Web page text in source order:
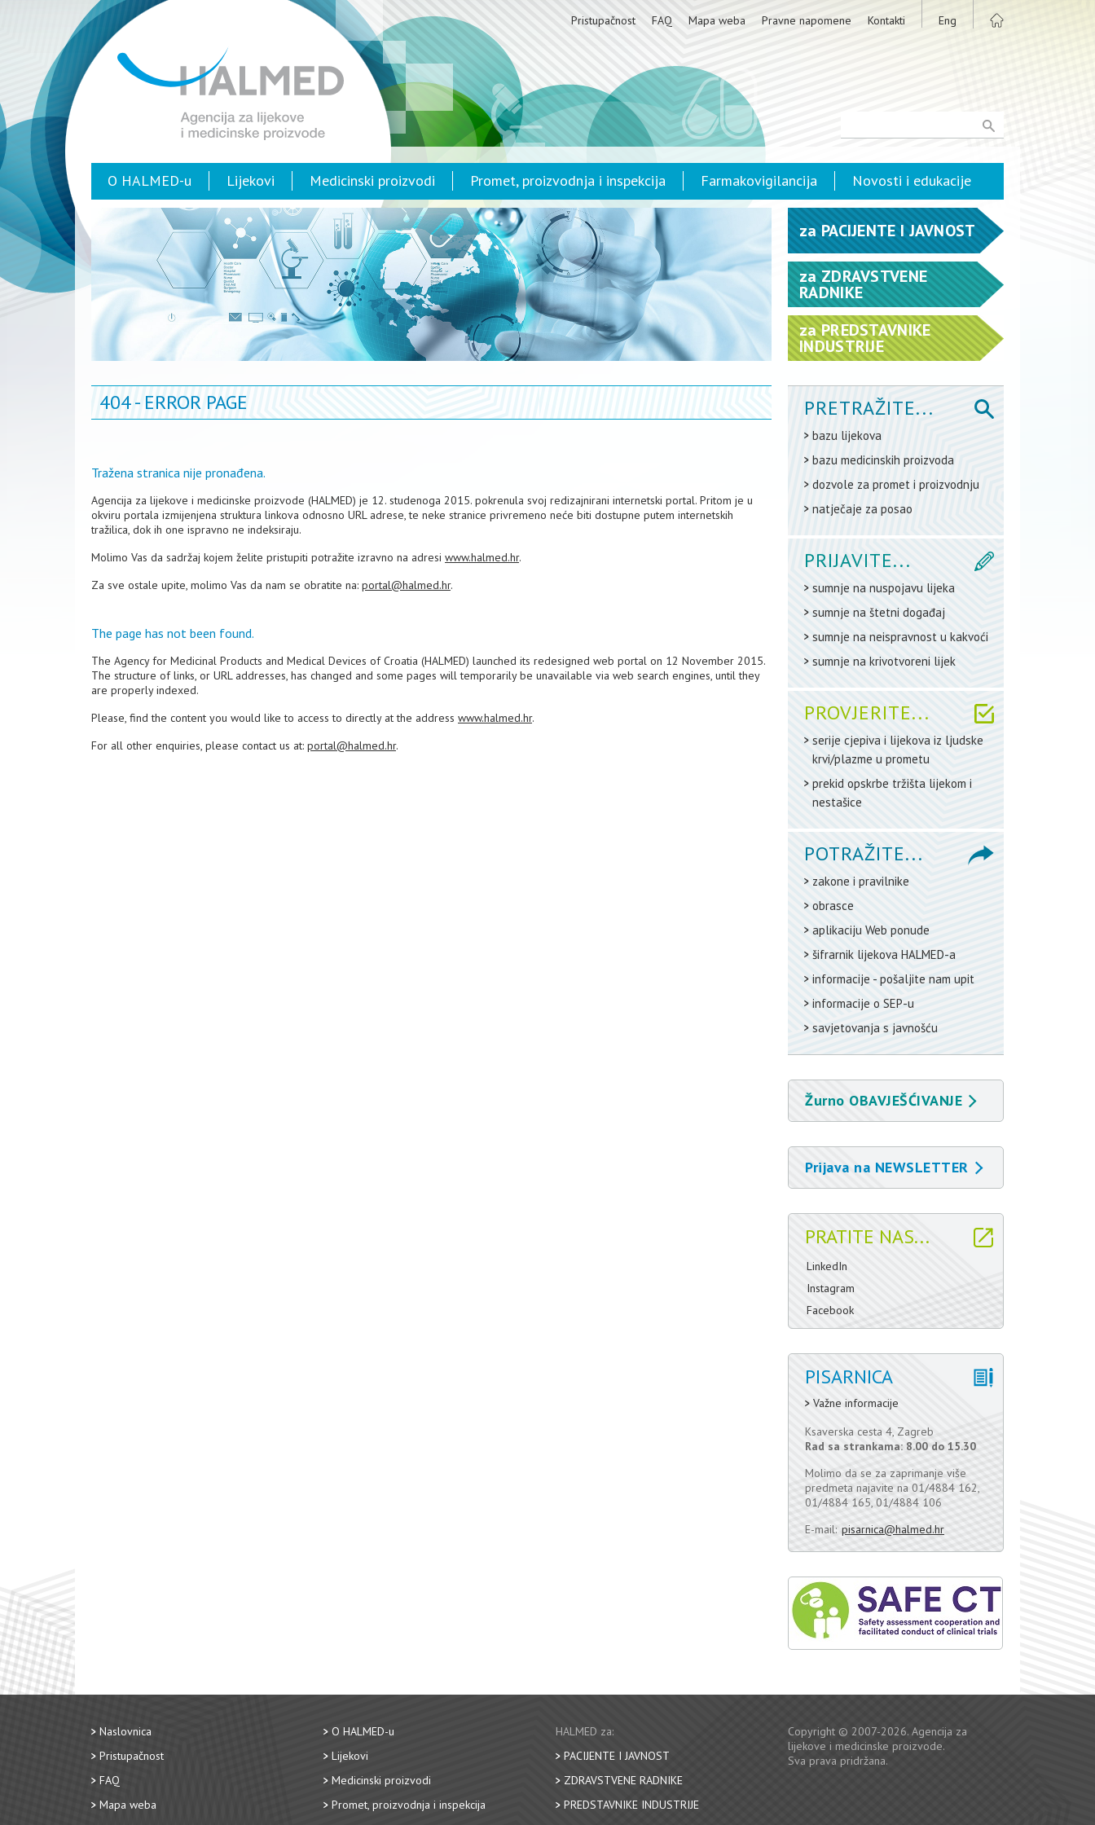
Pristupačnost FAQ Mapa weba Pravne napomene Kontakti Eng
O HALMED-u Lijekovi Medicinski proizvodi Promet, proizvodnja i inspekcija Farmakovigilancija Novosti i edukacije
404 - ERROR PAGE
Tražena stranica nije pronađena.
Agencija za lijekove i medicinske proizvode (HALMED) je 12. studenoga 2015. pokrenula svoj redizajnirani internetski portal. Pritom je u
okviru portala izmijenjena struktura linkova odnosno URL adrese, te neke stranice privremeno neće biti dostupne putem internetskih
tražilica, dok ih one ispravno ne indeksiraju.
Molimo Vas da sadržaj kojem želite pristupiti potražite izravno na adresi www.halmed.hr.
Za sve ostale upite, molimo Vas da nam se obratite na: portal@halmed.hr.
The page has not been found.
The Agency for Medicinal Products and Medical Devices of Croatia (HALMED) launched its redesigned web portal on 12 November 2015.
The structure of links, or URL addresses, has changed and some pages will temporarily be unavailable via web search engines, until they
are properly indexed.
Please, find the content you would like to access to directly at the address www.halmed.hr.
For all other enquiries, please contact us at: portal@halmed.hr.
za PACIJENTE I JAVNOST
za ZDRAVSTVENE
RADNIKE
zaPREDSTAVNIKE
INDUSTRIJE
PRETRAŽITE...
bazu lijekova
bazu medicinskih proizvoda
dozvole za promet i proizvodnju
natječaje za posao
PRIJAVITE...
sumnje na nuspojavu lijeka
sumnje na štetni događaj
sumnje na neispravnost u kakvoći
sumnje na krivotvoreni lijek
PROVJERITE...
serije cjepiva i lijekova iz ljudske
krvi/plazme u prometu
prekid opskrbe tržišta lijekom i
nestašice
POTRAŽITE...
zakone i pravilnike
obrasce
aplikaciju Web ponude
šifrarnik lijekova HALMED-a
informacije - pošaljite nam upit
informacije o SEP-u
savjetovanja s javnošću
Žurno OBAVJEŠĆIVANJE
Prijava na NEWSLETTER
PRATITE NAS...
LinkedIn
Instagram
Facebook
PISARNICA
Važne informacije
Ksaverska cesta 4, Zagreb
Rad sa strankama: 8.00 do 15.30
Molimo da se za zaprimanje više
predmeta najavite na 01/4884 162,
01/4884 165, 01/4884 106
E-mail: pisarnica@halmed.hr
Naslovnica
Pristupačnost
FAQ
Mapa weba
O HALMED-u
Lijekovi
Medicinski proizvodi
Promet, proizvodnja i inspekcija
HALMED za:
PACIJENTE I JAVNOST
ZDRAVSTVENE RADNIKE
PREDSTAVNIKE INDUSTRIJE
Copyright © 2007-2026. Agencija za
lijekove i medicinske proizvode.
Sva prava pridržana.